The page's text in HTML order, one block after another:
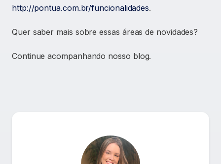
http://pontua.com.br/funcionalidades.
Quer saber mais sobre essas áreas de novidades?
Continue acompanhando nosso blog.